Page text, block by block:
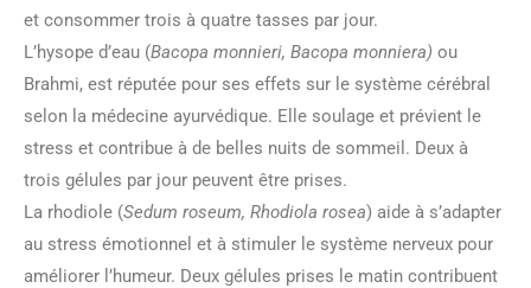
et consommer trois à quatre tasses par jour.
L’hysope d’eau (Bacopa monnieri, Bacopa monniera) ou
Brahmi, est réputée pour ses effets sur le système cérébral
selon la médecine ayurvédique. Elle soulage et prévient le
stress et contribue à de belles nuits de sommeil. Deux à
trois gélules par jour peuvent être prises.
La rhodiole (Sedum roseum, Rhodiola rosea) aide à s’adapter
au stress émotionnel et à stimuler le système nerveux pour
améliorer l’humeur. Deux gélules prises le matin contribuent